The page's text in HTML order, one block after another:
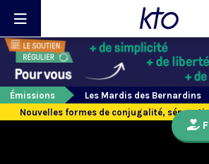
Émissions
Les Mardis des Bernardins
Nouvelles formes de conjugalité,